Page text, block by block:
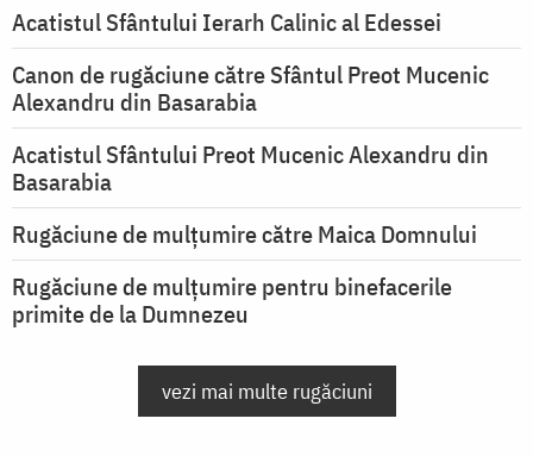
Acatistul Sfântului Ierarh Calinic al Edessei
Canon de rugăciune către Sfântul Preot Mucenic
Alexandru din Basarabia
Acatistul Sfântului Preot Mucenic Alexandru din
Basarabia
Rugăciune de mulţumire către Maica Domnului
Rugăciune de mulțumire pentru binefacerile
primite de la Dumnezeu
vezi mai multe rugăciuni